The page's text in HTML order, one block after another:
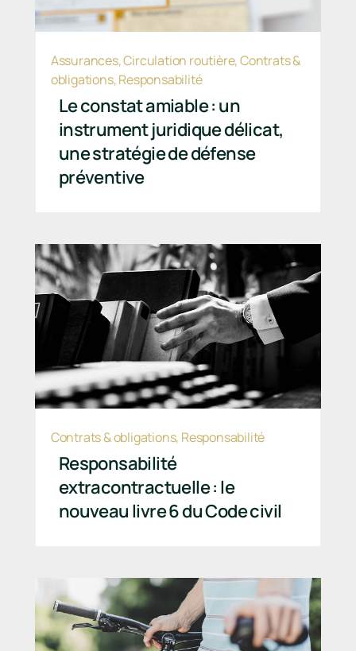
Le constat amiable : un
instrument juridique délicat,
une stratégie de défense
préventive
Assurances,Circulation routière,Contrats &
obligations,Responsabilité
Responsabilité
extracontractuelle : le
nouveau livre 6 du Code civil
Contrats & obligations, Responsabilité